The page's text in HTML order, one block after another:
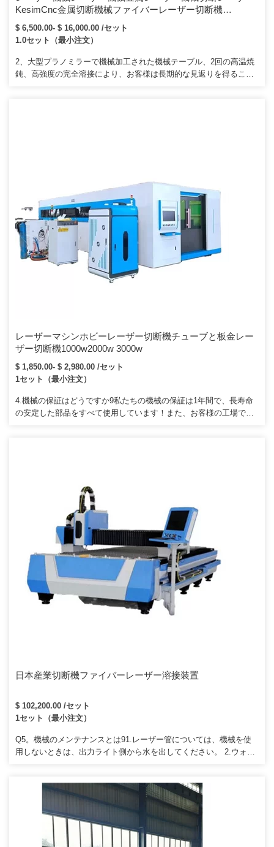
KesimCnc金属切断機械ファイバーレーザー切断機
RaycusIPGレーザー光源1000W-6000W
$ 6,500.00- $ 16,000.00 /セット
1.0セット（最小注文）
2、大型プラノミラーで機械加工された機械テーブル、2回の高温焼
鈍、高強度の完全溶接により、お客様は長期的な見返りを得ること
レーザーマシンホビーレーザー切断機チューブと板金レー
ザー切断機1000w2000w 3000w
$ 1,850.00- $ 2,980.00 /セット
1セット（最小注文）
4.機械の保証はどうですか9私たちの機械の保証は1年間で、長寿命
の安定した部品をすべて使用しています！また、お客様の工場でア
日本産業切断機ファイバーレーザー溶接装置
$ 102,200.00 /セット
1セット（最小注文）
Q5。機械のメンテナンスとは91.レーザー管については、機械を使
用しないときは、出力ライト側から水を出してください。 2.ウォー
作業するときはレンズを清潔に保ち、作業量に応じて毎日または毎
日3回レンズを清掃してください。